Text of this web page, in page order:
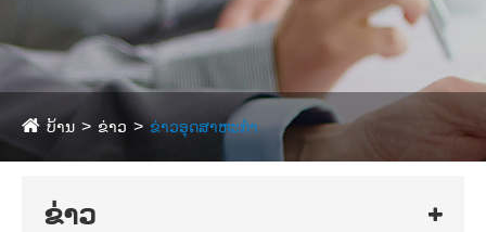
ບ້ານ ຂ່າວ ຂ່າວອຸດສາຫະກໍາ
ຂ່າວ